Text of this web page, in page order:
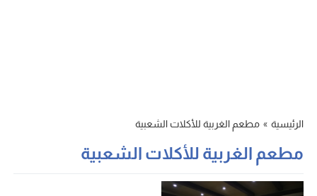
الرئيسية » مطعم الغربية للأكلات الشعبية
مطعم الغربية للأكلات الشعبية